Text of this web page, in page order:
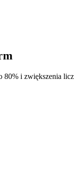
80% i zwiększenia